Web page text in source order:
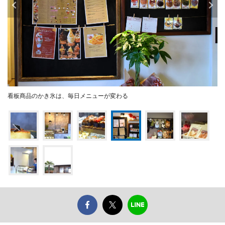
看板商品のかき氷は、毎日メニューが変わる